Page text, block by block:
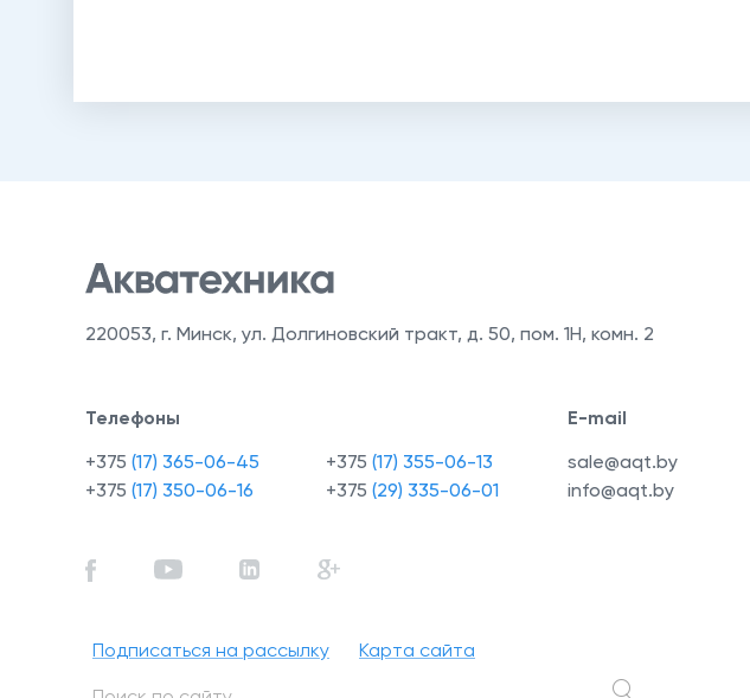
220053, г. Минск, ул. Долгиновский тракт, д. 50, пом. 1Н, комн. 2
Телефоны
+375 (17) 365-06-45
+375 (17) 350-06-16
+375 (17) 355-06-13
+375 (29) 335-06-01
E-mail
sale@aqt.by
info@aqt.by
Подписаться на рассылку Карта сайта